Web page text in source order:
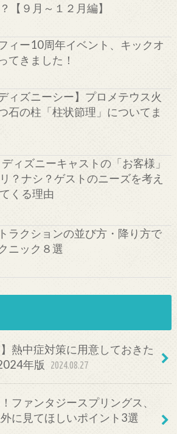
【９月～１２月編】
ィー10周年イベント、キックオ
てきました！
ィズニーシー】プロメテウス火
石の柱「柱状節理」についてま
ディズニーキャストの「お客様」
？ナシ？ゲストのニーズを考え
くる理由
ラクションの並び方・降り方で
ニック８選
】熱中症対策に用意しておきた
年版
2024.08.27
ファンタジースプリングス、
に見てほしいポイント3選